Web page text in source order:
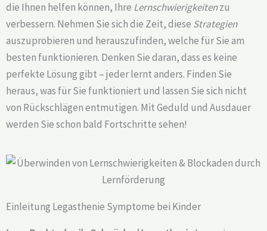
die Ihnen helfen können, Ihre Lernschwierigkeitenzu
verbessern. Nehmen Sie sich die Zeit, diese Strategien
auszuprobieren und herauszufinden, welche für Sie am
besten funktionieren. Denken Sie daran, dass es keine
perfekte Lösung gibt – jeder lernt anders. Finden Sie
heraus, was für Sie funktioniert und lassen Sie sich nicht
von Rückschlägen entmutigen. Mit Geduld und Ausdauer
werden Sie schon bald Fortschritte sehen!
Einleitung Legasthenie Symptome bei Kinder